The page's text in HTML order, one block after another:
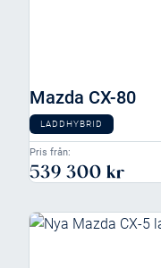
Mazda CX-80
LADDHYBRID
Pris från:
539 300 kr